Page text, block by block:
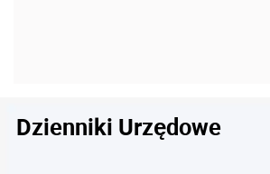
Dzienniki Urzędowe